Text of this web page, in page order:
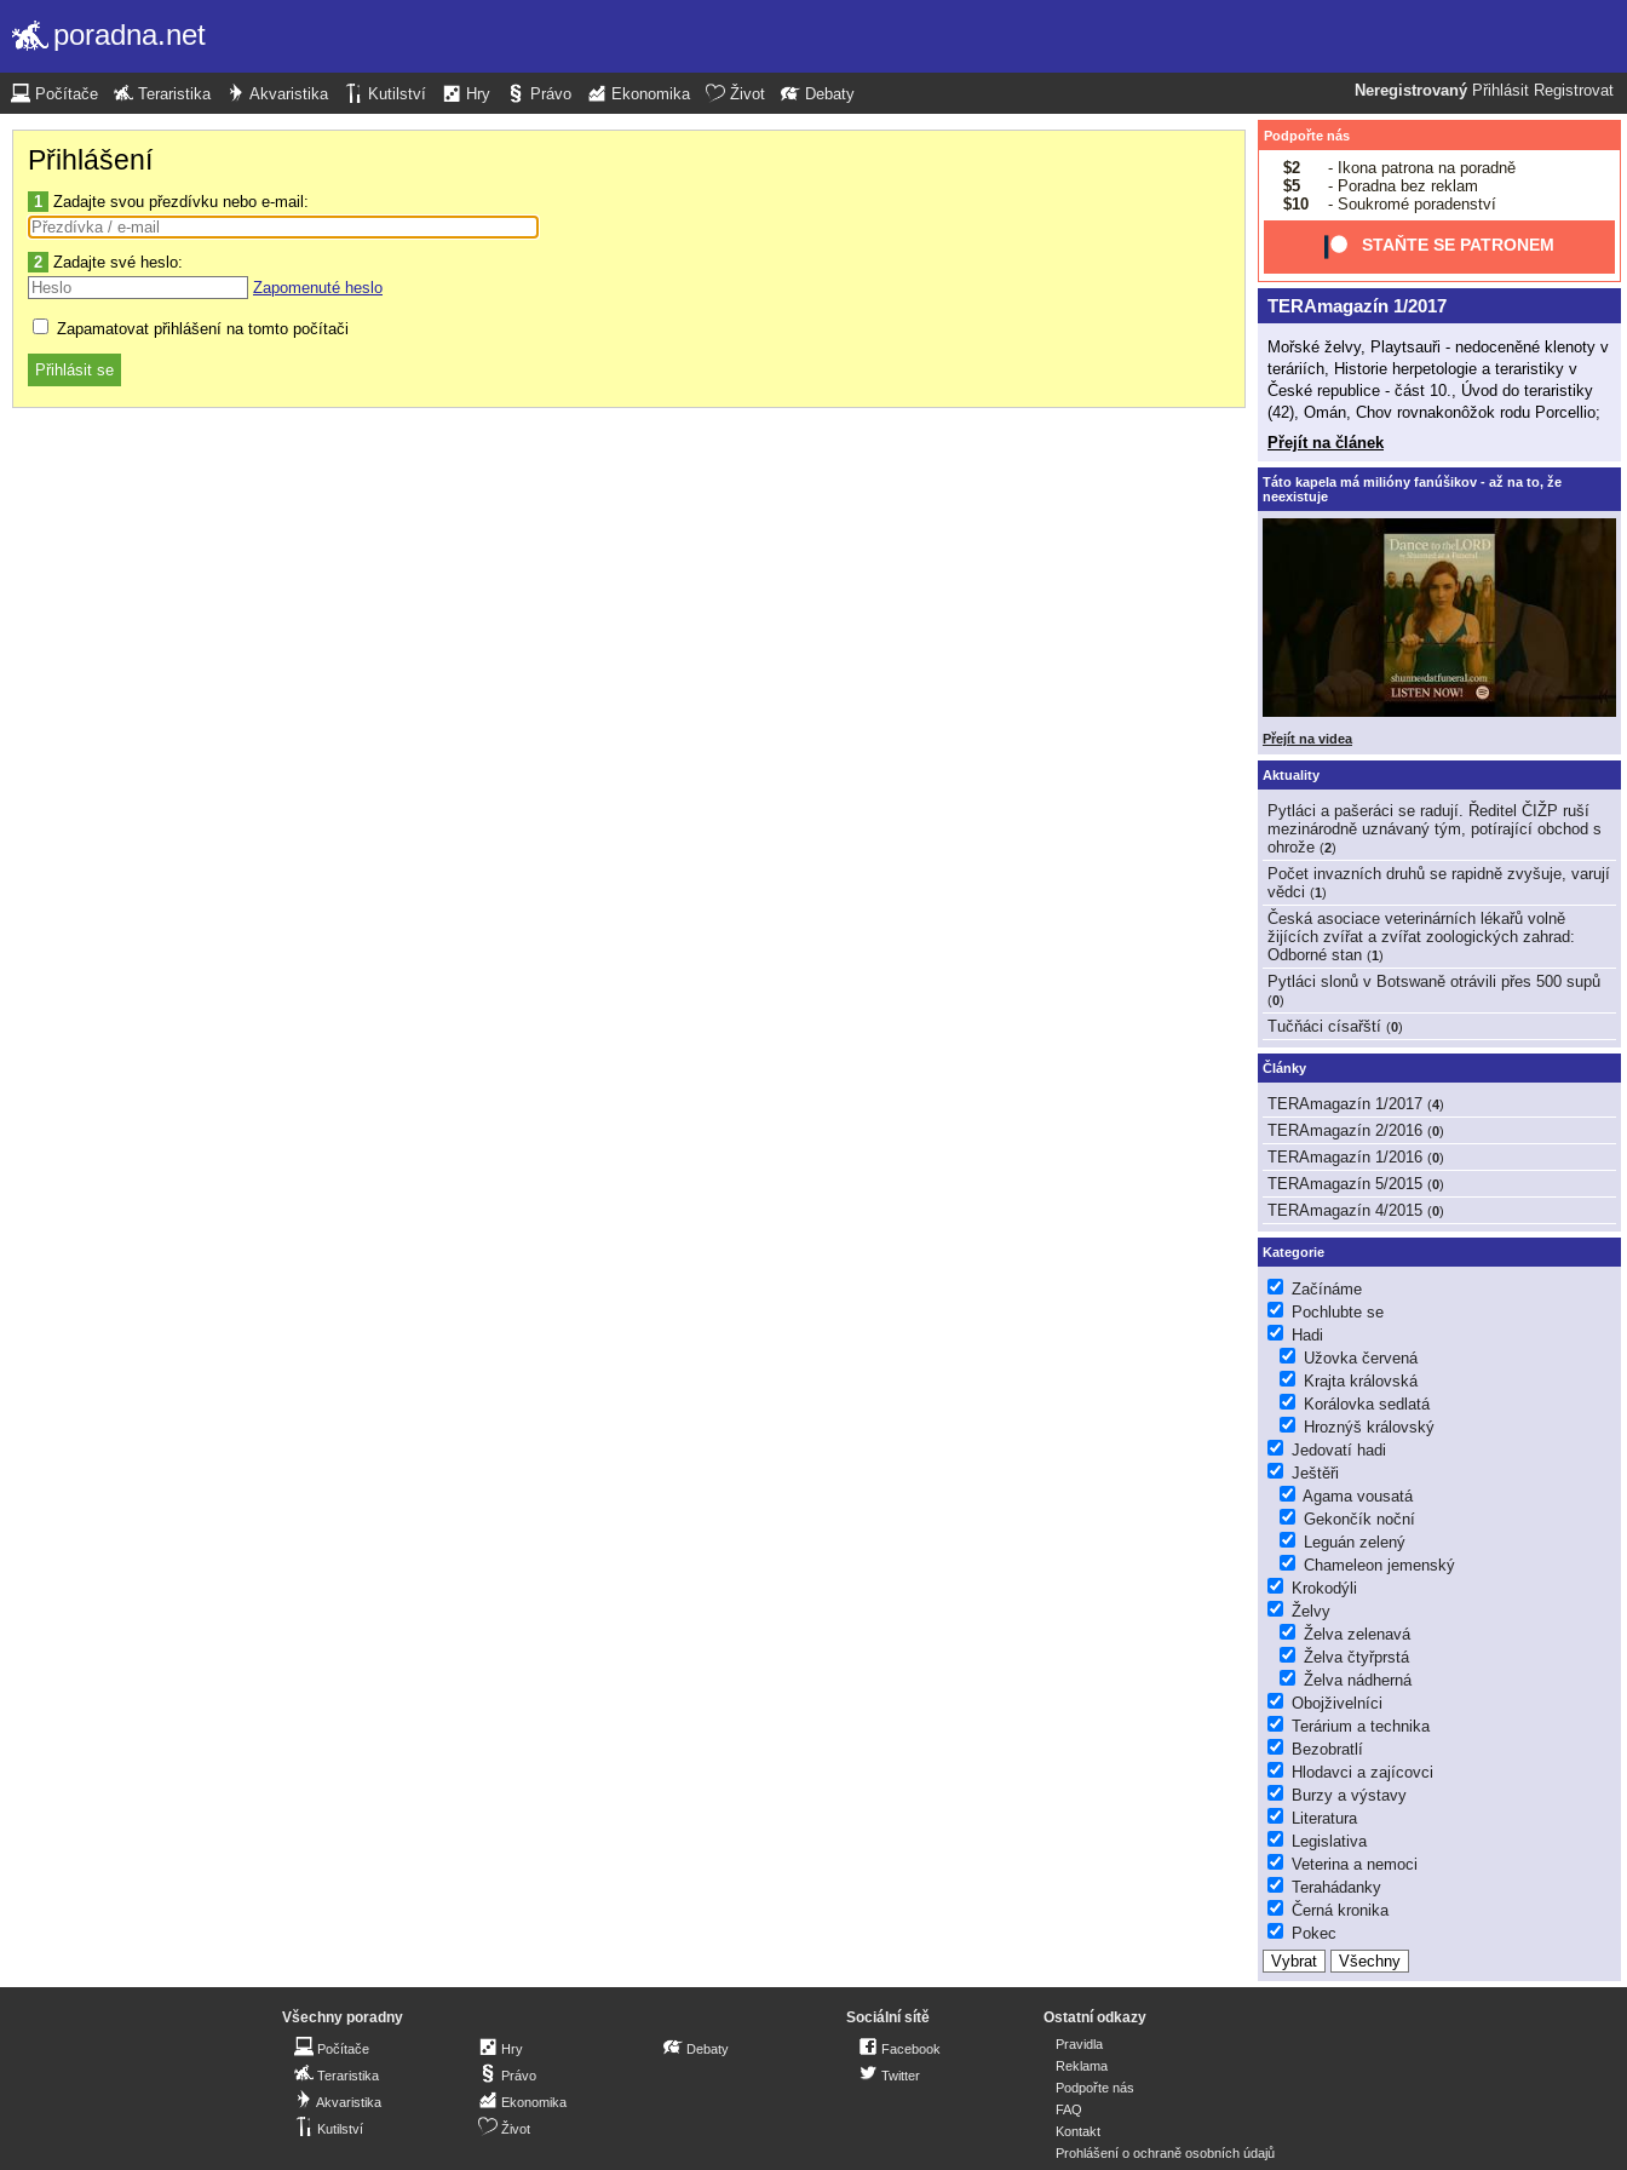
poradna.net
Neregistrovaný Přihlásit Registrovat
Počítače Teraristika Akvaristika Kutilství Hry Právo Ekonomika Život Debaty
Přihlášení
1 Zadajte svou přezdívku nebo e-mail:
2 Zadajte své heslo:
Zapomenuté heslo
Zapamatovat přihlášení na tomto počítači
Podpořte nás
$2
- Ikona patrona na poradně
$5
- Poradna bez reklam
$10
- Soukromé poradenství
STAŇTE SE PATRONEM
TERAmagazín 1/2017
Mořské želvy, Playtsauři - nedoceněné klenoty v
teráriích, Historie herpetologie a teraristiky v
České republice - část 10., Úvod do teraristiky
(42), Omán, Chov rovnakonôžok rodu Porcellio;
Přejít na článek
Táto kapela má milióny fanúšikov - až na to, že
neexistuje
Přejít na videa
Aktuality
Pytláci a pašeráci se radují. Ředitel ČIŽP ruší
mezinárodně uznávaný tým, potírající obchod s
ohrože (2)
Počet invazních druhů se rapidně zvyšuje, varují
vědci (1)
Česká asociace veterinárních lékařů volně
žijících zvířat a zvířat zoologických zahrad:
Odborné stan (1)
Pytláci slonů v Botswaně otrávili přes 500 supů
(0)
Tučňáci císařští (0)
Články
TERAmagazín 1/2017 (4)
TERAmagazín 2/2016 (0)
TERAmagazín 1/2016 (0)
TERAmagazín 5/2015 (0)
TERAmagazín 4/2015 (0)
Kategorie
Začínáme
Pochlubte se
Hadi
Užovka červená
Krajta královská
Korálovka sedlatá
Hroznýš královský
Jedovatí hadi
Ještěři
Agama vousatá
Gekončík noční
Leguán zelený
Chameleon jemenský
Krokodýli
Želvy
Želva zelenavá
Želva čtyřprstá
Želva nádherná
Obojživelníci
Terárium a technika
Bezobratlí
Hlodavci a zajícovci
Burzy a výstavy
Literatura
Legislativa
Veterina a nemoci
Terahádanky
Černá kronika
Pokec
Všechny poradny
Počítače
Teraristika
Akvaristika
Kutilství
Hry
Právo
Ekonomika
Život
Debaty
Sociální sítě
Facebook
Twitter
Ostatní odkazy
Pravidla
Reklama
Podpořte nás
FAQ
Kontakt
Prohlášení o ochraně osobních údajů